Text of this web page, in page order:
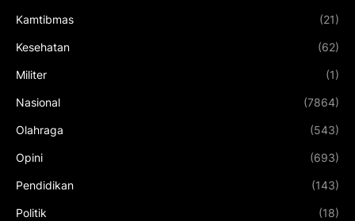
Kamtibmas (21)
Kesehatan (62)
Militer (1)
Nasional (7864)
Olahraga (543)
Opini (693)
Pendidikan (143)
Politik (18)